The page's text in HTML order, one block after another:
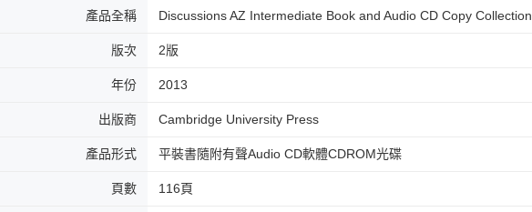
產品全稱 Discussions AZ Intermediate Book and Audio CD Copy Collection
版次 2版
年份 2013
出版商 Cambridge University Press
產品形式 平裝書隨附有聲Audio CD軟體CDROM光碟
頁數 116頁